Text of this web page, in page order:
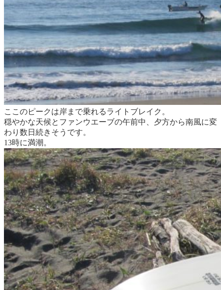
ここのピークは岸まで乗れるライトブレイク。
穏やかな天候とファンウエーブの午前中、夕方から南風に変
わり数日続きそうです。
13時に満潮。